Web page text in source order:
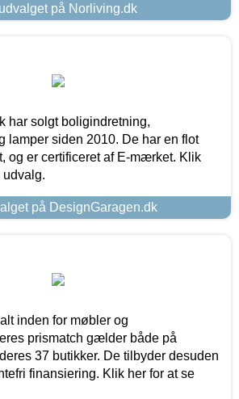
på Norliving.dk
har solgt boligindretning,
lamper siden 2010. De har en flot
og er certificeret af E-mærket. Klik
udvalg.
på DesignGaragen.dk
inden for møbler og
prismatch gælder både på
37 butikker. De tilbyder desuden
finansiering. Klik her for at se